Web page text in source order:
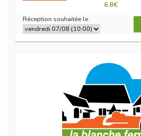
6.8€
Réception souhaitée le